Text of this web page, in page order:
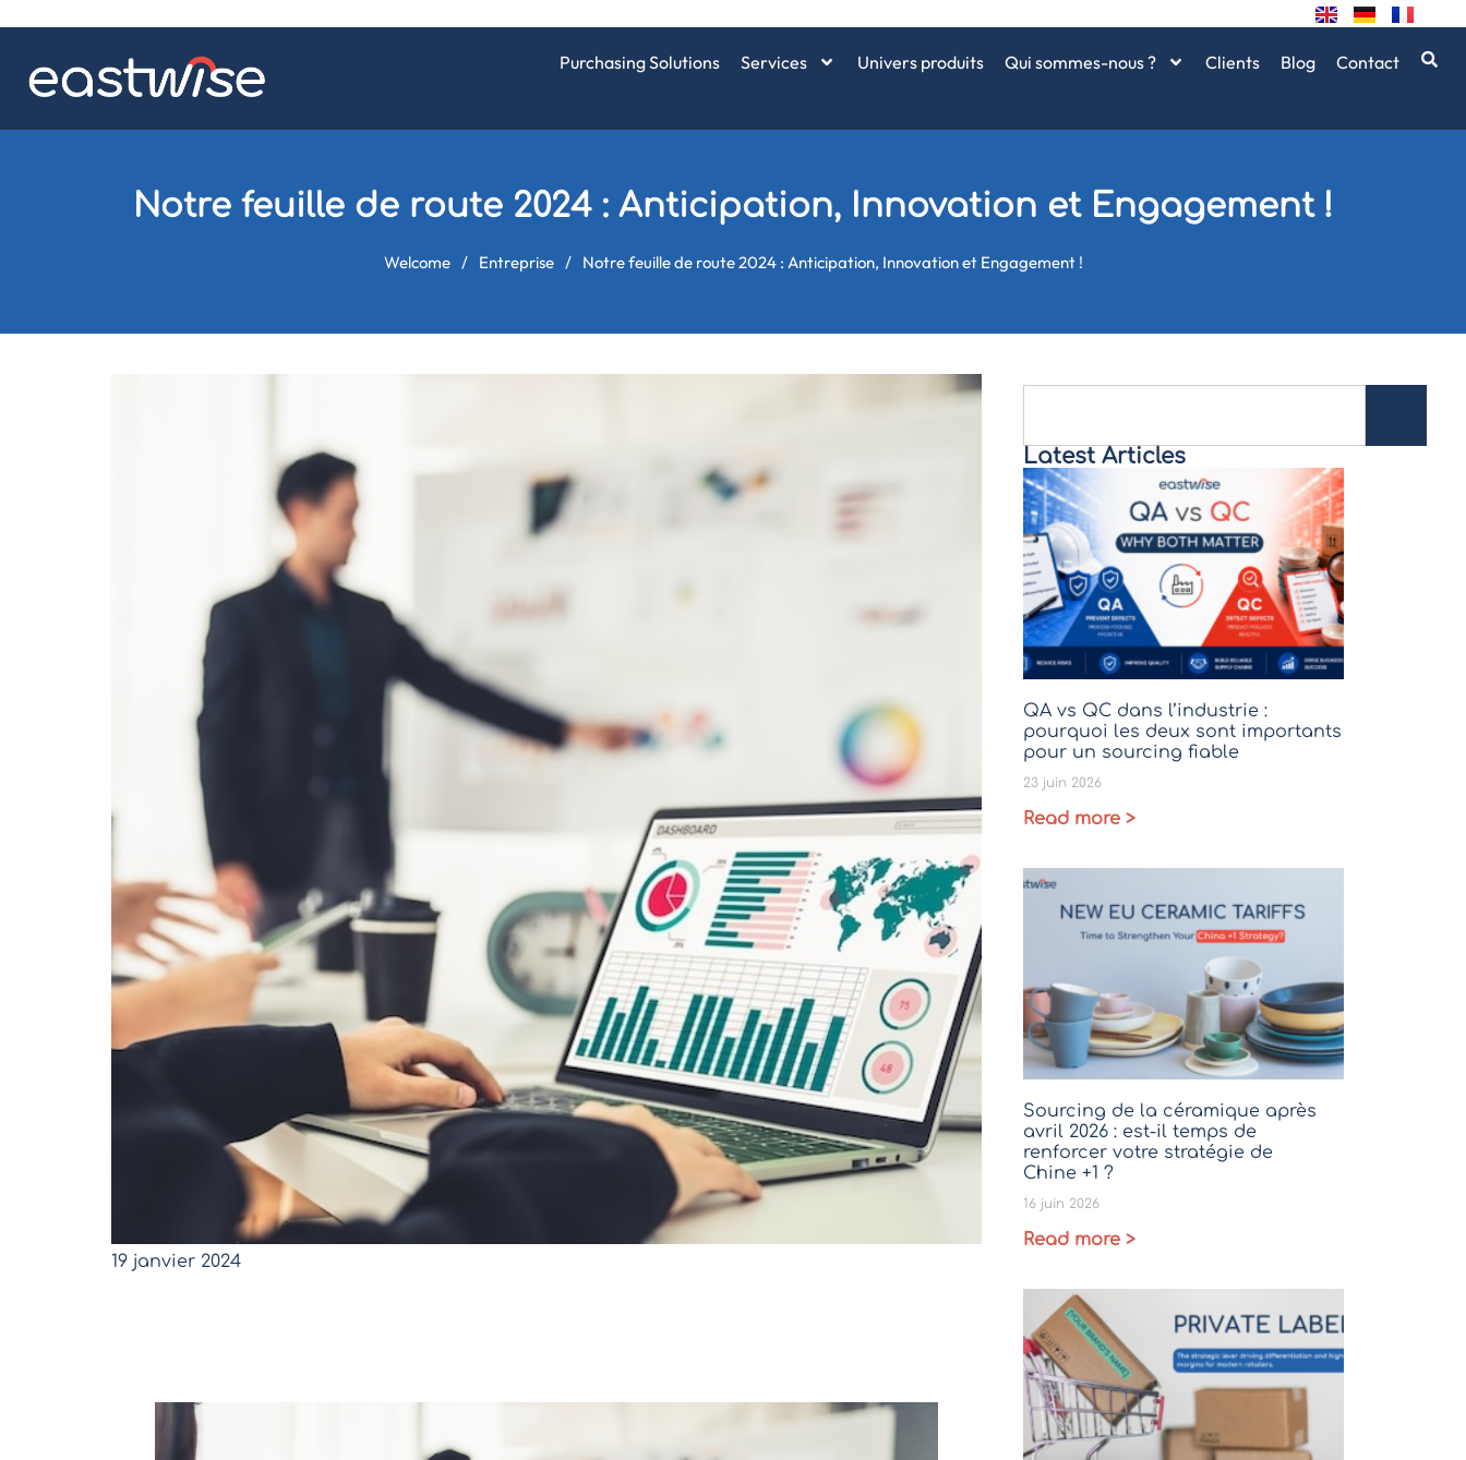
Purchasing Solutions Services Univers produits Qui sommes-nous ? Clients Blog Contact
Notre feuille de route 2024 : Anticipation, Innovation et Engagement !
Welcome / Entreprise / Notre feuille de route 2024 : Anticipation, Innovation et Engagement !
19 janvier 2024
Latest Articles
QA vs QC dans l’industrie :
pourquoi les deux sont importants
pour un sourcing fiable
23 juin 2026
Read more >
Sourcing de la céramique après
avril 2026 : est-il temps de
renforcer votre stratégie de
Chine +1 ?
16 juin 2026
Read more >